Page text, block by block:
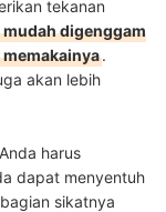
tekanan
digenggam
.
akan lebih
harus
dapat menyentuh
sikatnya